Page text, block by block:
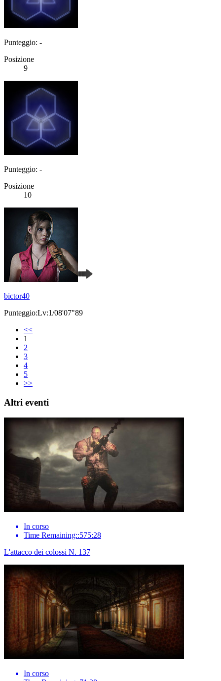
Punteggio: -
Posizione
9
Punteggio: -
Posizione
10
bictor40
Punteggio:Lv:1/08'07"89
<<
1
2
3
4
5
>>
Altri eventi
In corso
Time Remaining::575:28
L'attacco dei colossi N. 137
In corso